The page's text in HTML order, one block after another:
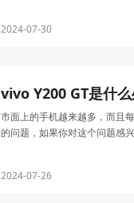
2024-07-30
vivo Y200 GT是什么
市面上的手机越来越多，而且
的问题，如果你对这个问题感
2024-07-26